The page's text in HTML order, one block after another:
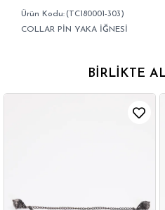
(TC180001-303)
COLLAR PİN YAKA İĞNESİ
BIRLIKTE